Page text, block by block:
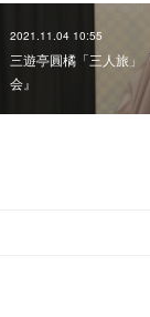
2021.11.04 10:55
三遊亭圓橘「三人旅」
会』